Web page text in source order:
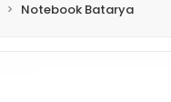
Notebook Batarya